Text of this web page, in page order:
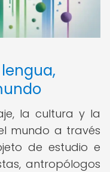
la cultura y la
mundo a través
de estudio e
antropólogos